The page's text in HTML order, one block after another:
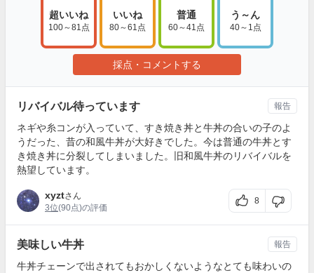
超いいね
100～81点
いいね
80～61点
普通
60～41点
う～ん
40～1点
採点・コメントする
リバイバル待っています
ネギや糸コンが入っていて、すき焼き丼と牛丼の合いの子のよ
うだった、昔の和風牛丼が大好きでした。今は普通の牛丼とす
き焼き丼に分裂してしまいました。旧和風牛丼のリバイバルを
熱望しています。
xyztさん
3位(90点)の評価
8
報告
美味しい牛丼
牛丼チェーンで出されてもおかしくないようなとても味わいの
報告